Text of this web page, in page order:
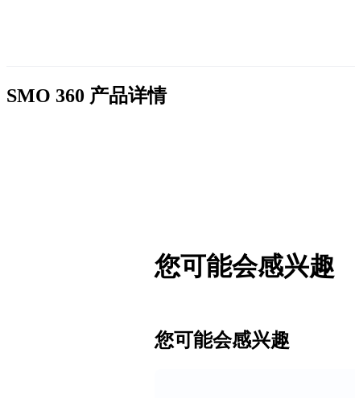
SMO 360 产品详情
您可能会感兴趣
您可能会感兴趣